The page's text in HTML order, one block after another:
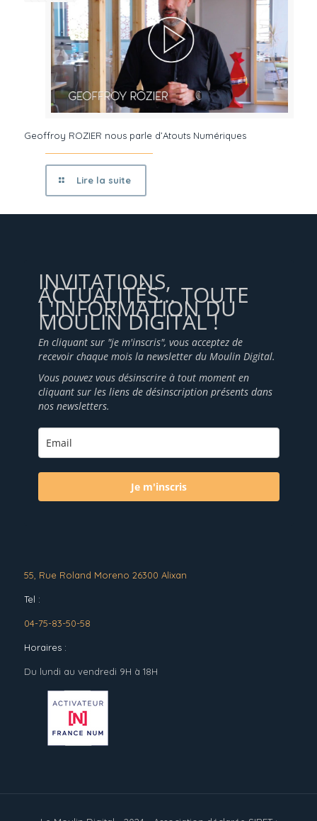
Geoffroy ROZIER nous parle d’Atouts Numériques
Lire la suite
INVITATIONS,
ACTUALITÉS... TOUTE
L'INFORMATION DU
MOULIN DIGITAL !
En cliquant sur "je m'inscris", vous acceptez de
recevoir chaque mois la newsletter du Moulin Digital.
Vous pouvez vous désinscrire à tout moment en
cliquant sur les liens de désinscription présents dans
nos newsletters.
Je m'inscris
55, Rue Roland Moreno 26300 Alixan
Tel :
04-75-83-50-58
Horaires :
Du lundi au vendredi 9H à 18H